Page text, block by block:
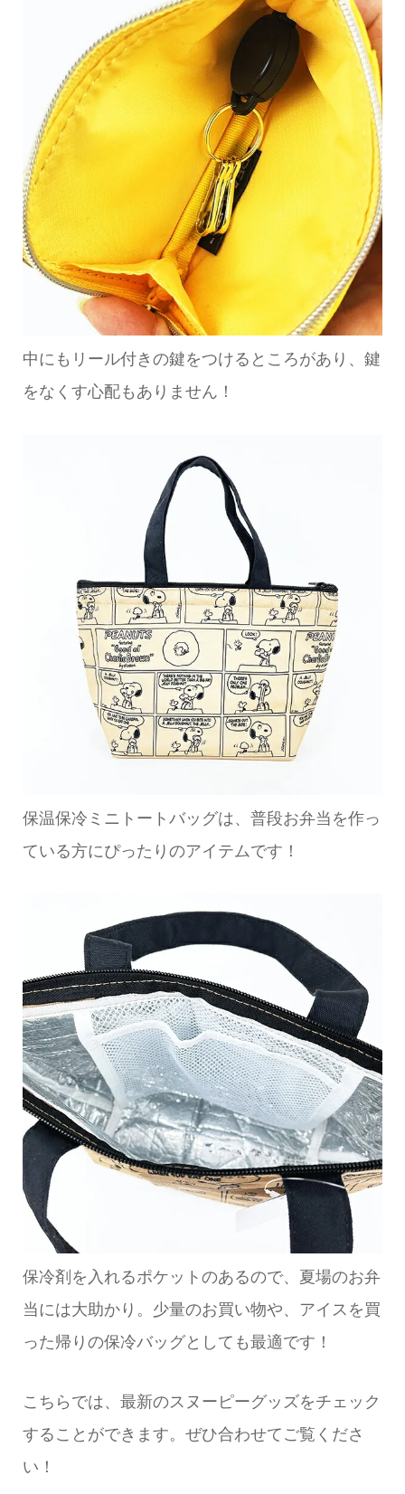
中にもリール付きの鍵をつけるところがあり、鍵
をなくす心配もありません！
保温保冷ミニトートバッグは、普段お弁当を作っ
ている方にぴったりのアイテムです！
保冷剤を入れるポケットのあるので、夏場のお弁
当には大助かり。少量のお買い物や、アイスを買
った帰りの保冷バッグとしても最適です！
こちらでは、最新のスヌーピーグッズをチェック
することができます。ぜひ合わせてご覧くださ
い！